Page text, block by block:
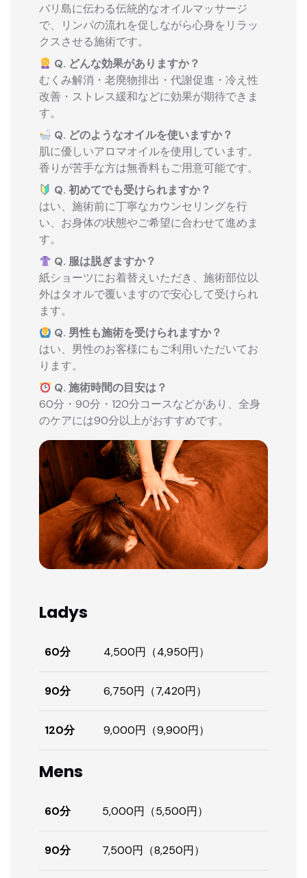
バリ島に伝わる伝統的なオイルマッサージ
で、リンパの流れを促しながら心身をリラッ
クスさせる施術です。
Q. どんな効果がありますか？
むくみ解消・老廃物排出・代謝促進・冷え性
改善・ストレス緩和などに効果が期待できま
す。
Q. どのようなオイルを使いますか？
肌に優しいアロマオイルを使用しています。
香りが苦手な方は無香料もご用意可能です。
Q. 初めてでも受けられますか？
はい、施術前に丁寧なカウンセリングを行
い、お身体の状態やご希望に合わせて進めま
す。
Q. 服は脱ぎますか？
紙ショーツにお着替えいただき、施術部位以
外はタオルで覆いますので安心して受けられ
ます。
Q. 男性も施術を受けられますか？
はい、男性のお客様にもご利用いただいてお
ります。
Q. 施術時間の目安は？
60分・90分・120分コースなどがあり、全身
のケアには90分以上がおすすめです。
Ladys
60分 4,500円（4,950円）
90分 6,750円（7,420円）
120分 9,000円（9,900円）
Mens
60分 5,000円（5,500円）
90分 7,500円（8,250円）